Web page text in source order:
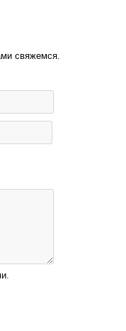
свяжемся.